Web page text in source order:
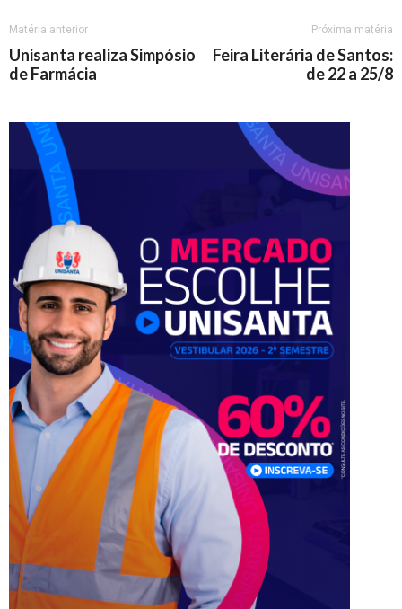
Matéria anterior
Unisanta realiza Simpósio
de Farmácia
Próxima matéria
Feira Literária de Santos:
de 22 a 25/8